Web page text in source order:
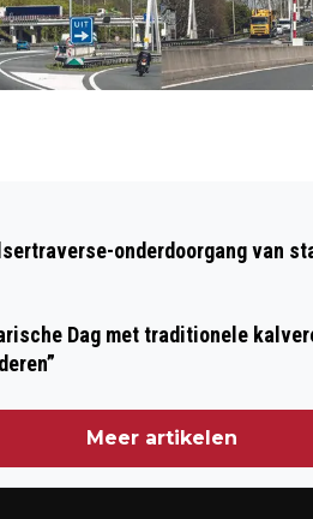
onderdoorgang van
Dag met traditionele
Meer artikelen